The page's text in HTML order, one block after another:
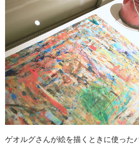
ゲオルグさんが絵を描くときに使った